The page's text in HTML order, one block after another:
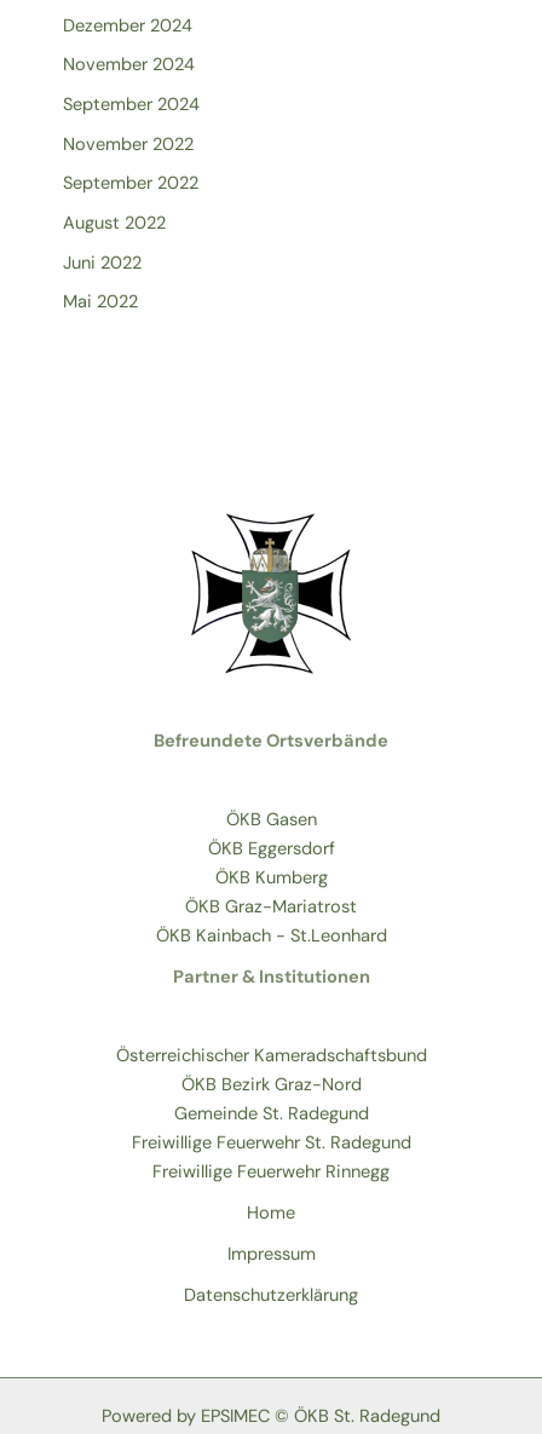
Dezember 2024
November 2024
September 2024
November 2022
September 2022
August 2022
Juni 2022
Mai 2022
Befreundete Ortsverbände
ÖKB Gasen
ÖKB Eggersdorf
ÖKB Kumberg
ÖKB Graz-Mariatrost
ÖKB Kainbach - St.Leonhard
Partner & Institutionen
Österreichischer Kameradschaftsbund
ÖKB Bezirk Graz-Nord
Gemeinde St. Radegund
Freiwillige Feuerwehr St. Radegund
Freiwillige Feuerwehr Rinnegg
Home
Impressum
Datenschutzerklärung
Powered by EPSIMEC © ÖKB St. Radegund